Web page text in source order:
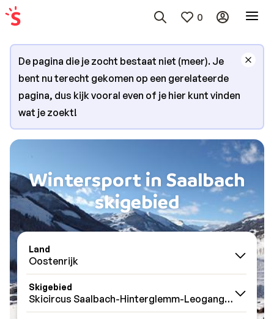
0
De pagina die je zocht bestaat niet (meer). Je
bent nu terecht gekomen op een gerelateerde
pagina, dus kijk vooral even of je hier kunt vinden
wat je zoekt!
Wintersport in Saalbach
skigebied
Land
Oostenrijk
Skigebied
Skicircus Saalbach-Hinterglemm-Leogang-